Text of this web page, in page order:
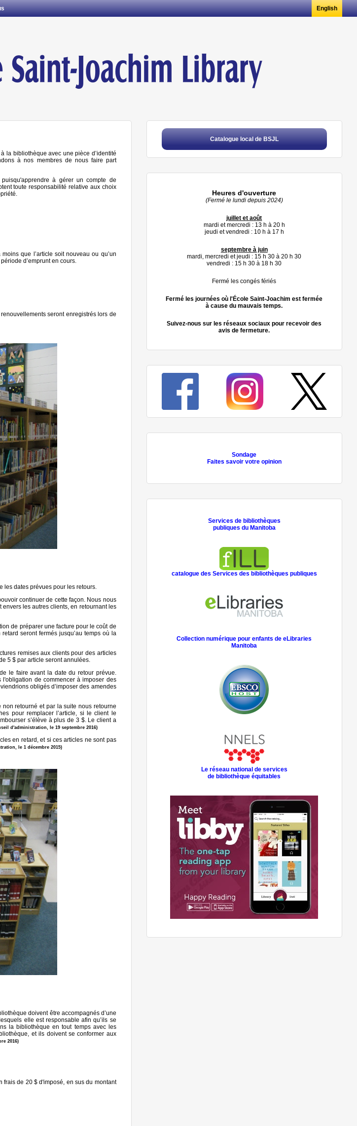
English
la bibliothèque avec une pièce d’identité
à nos membres de nous faire part
à gérer un compte de
toute responsabilité relative aux choix
que l’article soit nouveau ou qu’un
d’emprunt en cours.
seront enregistrés lors de
les dates prévues pour les retours.
continuer de cette façon. Nous nous
les autres clients, en retournant les
de préparer une facture pour le coût de
seront fermés jusqu’au temps où la
remises aux clients pour des articles
5 $ par article seront annulées.
le faire avant la date du retour prévue.
de commencer à imposer des
obligés d’imposer des amendes
retourné et par la suite nous retourne
pour remplacer l’article, si le client le
s’élève à plus de 3 $. Le client a
d'administration, le 19 septembre 2016)
en retard, et si ces articles ne sont pas
le 1 décembre 2015)
doivent être accompagnés d’une
elle est responsable afin qu’ils se
la bibliothèque en tout temps avec les
et ils doivent se conformer aux
2016)
de 20 $ d'imposé, en sus du montant
Catalogue local de BSJL
Heures d'ouverture
(Fermé le lundi depuis 2024)
juillet et août
mardi et mercredi : 13 h à 20 h
jeudi et vendredi : 10 h à 17 h
septembre à juin
mardi, mercredi et jeudi : 15 h 30 à 20 h 30
vendredi : 15 h 30 à 18 h 30
Fermé les congés fériés
Fermé les journées où l'École Saint-Joachim est fermée
à cause du mauvais temps.
Suivez-nous sur les réseaux sociaux pour recevoir des
avis de fermeture.
Sondage
Faites savoir votre opinion
Services de bibliothèques
publiques du Manitoba
catalogue des Services des bibliothèques publiques
Collection numérique pour enfants de eLibraries
Manitoba
Le réseau national de services
de bibliothèque équitables